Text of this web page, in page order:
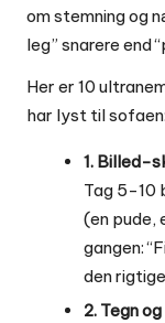
om stemning og
leg” snarere end
Her er 10
har lyst til sofaen:
1. Billed-
Tag 5-10
(en pude,
gangen:
den
2. Tegn